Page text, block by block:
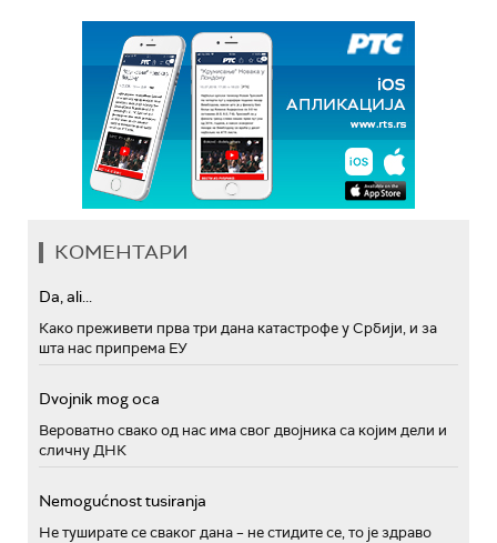
КОМЕНТАРИ
Da, ali...
Како преживети прва три дана катастрофе у Србији, и за
шта нас припрема ЕУ
Dvojnik mog oca
Вероватно свако од нас има свог двојника са којим дели и
сличну ДНК
Nemogućnost tusiranja
Не туширате се сваког дана – не стидите се, то је здраво